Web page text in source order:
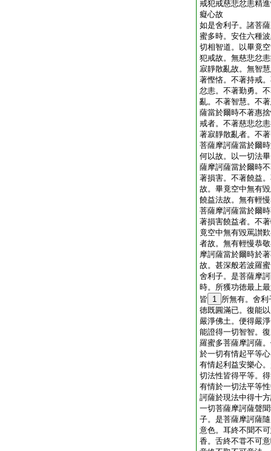
戒犯戒慈悲忿恚精
癡心故
如是舍利子。諸菩
蜜多時。安住六種
切相智道。以畢竟
犯戒故。無慈悲忿
寂靜散亂故。無智
著慳悋。不著持戒
忿恚。不著勤勇。
亂。不著智慧。不
薩當於爾時不著惠
戒者。不著慈悲忿
著寂靜散亂者。不
菩薩摩訶薩當於爾
何以故。以一切法
薩摩訶薩當於爾時
著損害。不著饒益
故。畢竟空中無有
饒益法故。無有輕
菩薩摩訶薩當於爾
著損害饒益者。不
竟空中無有毀罵讃
者故。無有輕慢恭
摩訶薩當於爾時於
故。甚深般若波羅
舍利子。是菩薩摩
時。所獲功徳最上
皆
1 所無有。舍
徳既圓滿已。復能
嚴淨佛土。便得嚴
能證得一切智智。
羅蜜多菩薩摩訶薩
於一切有情起平等
有情起利益安樂心
切法性皆得平等。
有情於一切法平等
訶薩於現法中得十
一切菩薩摩訶薩聲
子。是菩薩摩訶薩
意色。耳終不聞不
香。舌終不甞不可